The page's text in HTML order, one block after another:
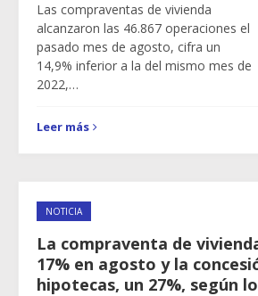
Las compraventas de vivienda
alcanzaron las 46.867 operaciones el
pasado mes de agosto, cifra un
14,9% inferior a la del mismo mes de
2022,…
Leer más
NOTICIA
La compraventa de
17% en agosto y la
hipotecas, un 27%, según